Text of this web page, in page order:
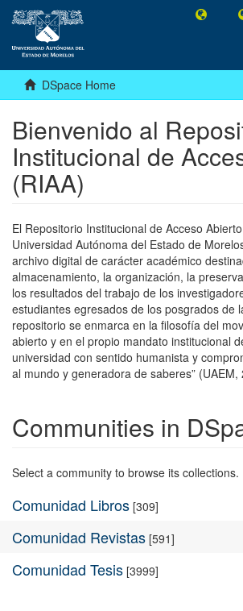
DSpace Home
Bienvenido al
Institucional de
(RIAA)
El Repositorio Institucional de Acceso
Universidad Autónoma del Estado de
archivo digital de carácter académico
almacenamiento, la organización, la
los resultados del trabajo de los
estudiantes egresados de los posgrados de
repositorio se enmarca en la filosofía del
abierto y en el propio mandato institucional
universidad con sentido humanista y
al mundo y generadora de saberes” (UAEM,
Communities in
Select a community to browse its collections.
Comunidad Libros [309]
Comunidad Revistas [591]
Comunidad Tesis [3999]